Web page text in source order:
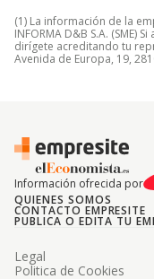
(1) La información de la
INFORMA D&B S.A. (SME)
dirígete acreditando tu
Avenida de Europa, 19,
Información ofrecida por
QUIENES SOMOS
CONTACTO EMPRESITE
PUBLICA O EDITA TU
Legal
Politica de Cookies